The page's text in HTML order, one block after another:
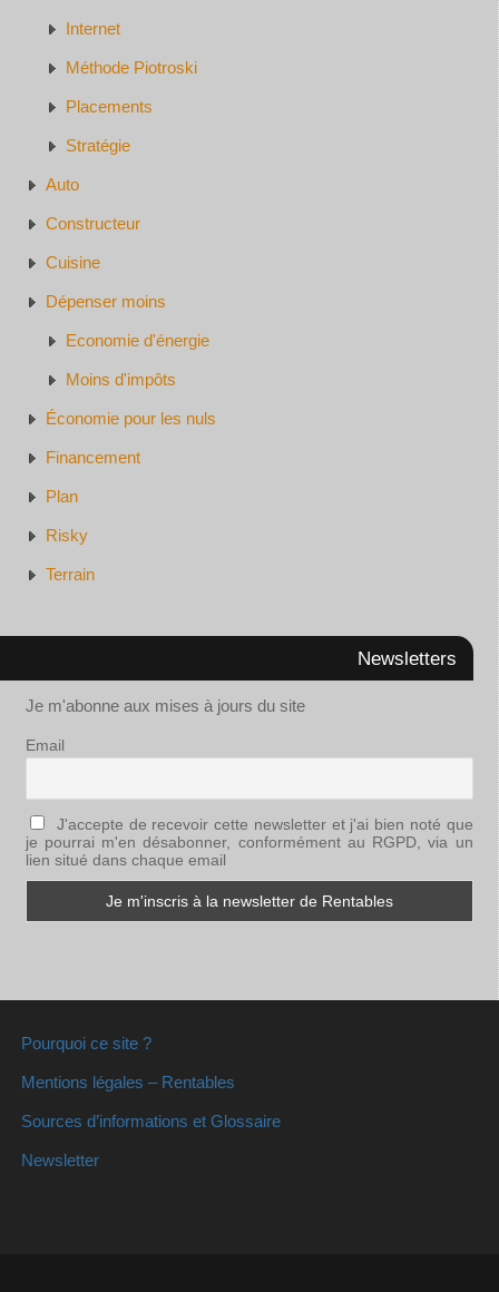
Internet
Méthode Piotroski
Placements
Stratégie
Auto
Constructeur
Cuisine
Dépenser moins
Economie d'énergie
Moins d'impôts
Économie pour les nuls
Financement
Plan
Risky
Terrain
Newsletters
Je m'abonne aux mises à jours du site
Email
J'accepte de recevoir cette newsletter et j'ai bien noté que
je pourrai m'en désabonner, conformément au RGPD, via un
lien situé dans chaque email
Pourquoi ce site ?
Mentions légales – Rentables
Sources d’informations et Glossaire
Newsletter